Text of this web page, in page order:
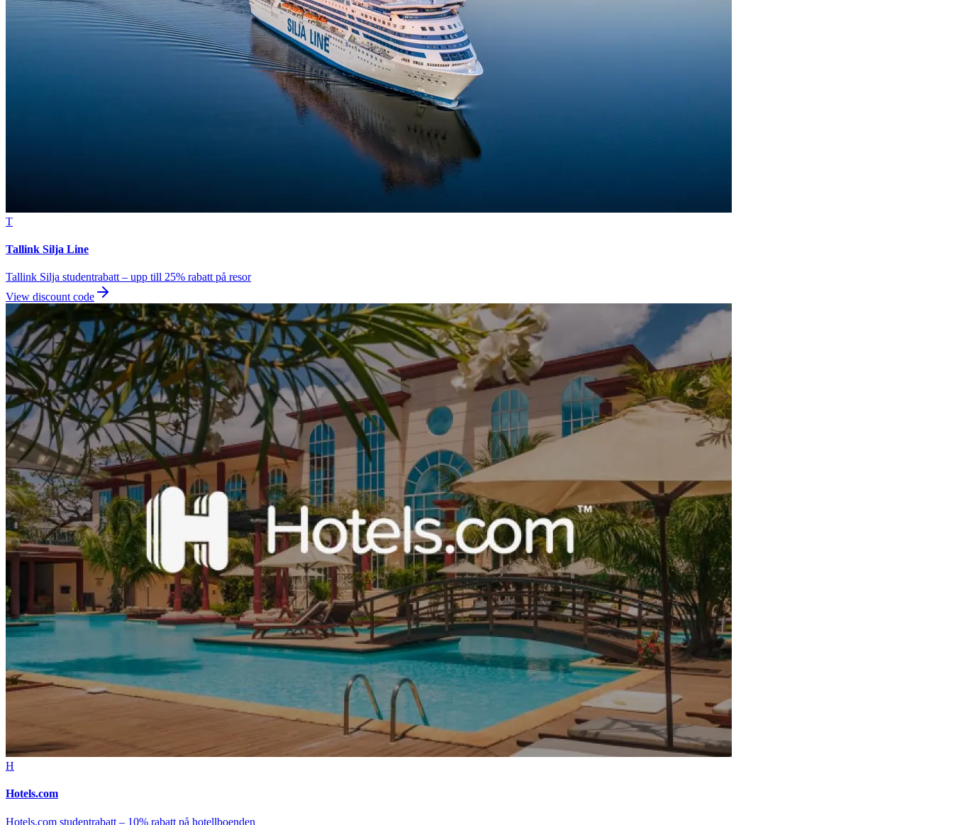
T
Tallink Silja Line
Tallink Silja studentrabatt – upp till 25% rabatt på resor
View discount code
H
Hotels.com
Hotels.com studentrabatt – 10% rabatt på hotellboenden